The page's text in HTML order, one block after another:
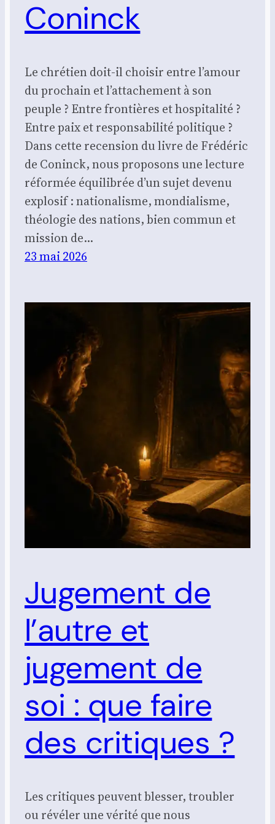
Coninck
Le chrétien doit-il choisir entre l’amour
du prochain et l’attachement à son
peuple ? Entre frontières et hospitalité ?
Entre paix et responsabilité politique ?
Dans cette recension du livre de Frédéric
de Coninck, nous proposons une lecture
réformée équilibrée d’un sujet devenu
explosif : nationalisme, mondialisme,
théologie des nations, bien commun et
mission de…
23 mai 2026
Jugement de
l’autre et
jugement de
soi : que faire
des critiques ?
Les critiques peuvent blesser, troubler
ou révéler une vérité que nous